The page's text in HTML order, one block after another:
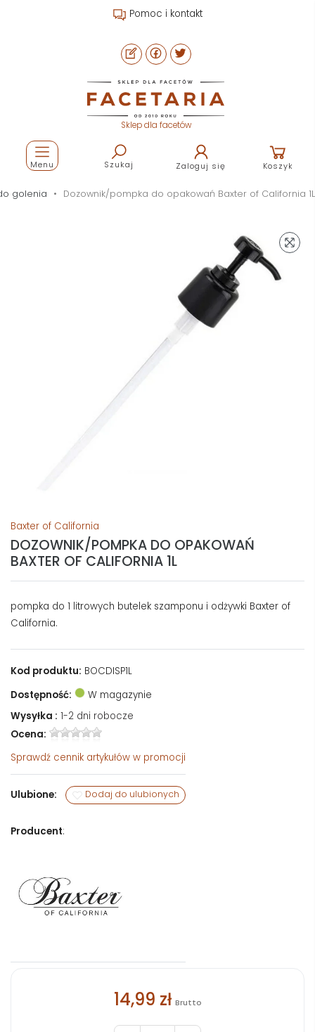
Pomoc i kontakt
Sklep dla facetów
Szukaj Zaloguj się Koszyk
Menu
golenia Dozownik/pompka do opakowań Baxter of California 1L
Baxter of California
DOZOWNIK/POMPKA DO OPAKOWAŃ
BAXTER OF CALIFORNIA 1L
pompka do 1 litrowych butelek szamponu i odżywki Baxter of
California.
Kod produktu: BOCDISP1L
Dostępność:
W magazynie
Wysyłka : 1-2 dni robocze
Ocena:
Sprawdź cennik artykułów w promocji
Ulubione: Dodaj do ulubionych
Producent:
14,99 zł Brutto